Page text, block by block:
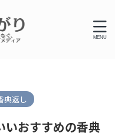
典返し
いおすすめの香典